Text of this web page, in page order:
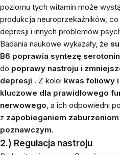
poziomu tych witamin może
produkcja neuroprzekaźników,
depresji i innych problemów
Badania naukowe wykazały, że
B6 poprawia syntezę
do poprawy nastroju i
depresji . Z kolei kwas foliowy i
kluczowe dla prawidłowego
nerwowego, a ich odpowiedni
z zapobieganiem
poznawczym.
2.) Regulacja nastroju